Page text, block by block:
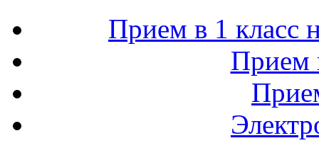
Прием в 1 класс
Прием